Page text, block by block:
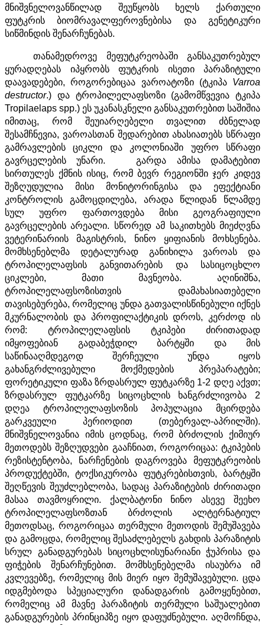
მნიშვნელოვანწილად შეუწყობს ხელს ქართული
ფუტკრის ბიომრავალფეროვნებისა და გენეტიკური
სიწმინდის შენარჩუნებას.
თანამედროვე მეფუტკრეობაში განსაკუთრებულ
ყურადღებას იპყრობს ფუტკრის ისეთი პარაზიტული
დაავადებები, როგორებიცაა ვაროატოზი (ტკიპა Varroa
destructor.) და ტროპილელაფსოზი (გამომწვევია ტკიპა
Tropilaelaps spp.) ეს უკანასკნელი განსაკუთრებით საშიშია
იმითაც, რომ შეუიარღებელი თვალით ძბნელად
შესამჩნევია, ვაროასთან შედარებით ახასიათებს სწრაფი
გამრავლების ციკლი და კოლონიაში უფრო სწრაფი
გავრცელების უნარი. გარდა ამისა დამატებით
სირთულეს ქმნის ისიც, რომ ბევრ რეგიონში ჯერ კიდევ
შეზღუდულია მისი მონიტორინგისა და ეფექტიანი
კონტროლის გამოცდილება, არადა წლიდან წლამდე
სულ უფრო ფართოვდება მისი გეოგრაფიული
გავრცელების არეალი. სწორედ ამ საკითხებს მიეძღვნა
ვეტერინარიის მაგისტრის, ნინო ყიფიანის მოხსენება.
მომხსენებლმა დეტალურად განიხილა ვაროას და
ტროპილელაფსის განვითარების და სასიცოცხლო
ციკლები, მათი მავნეობა. აღინიშნა,
ტროპილელაფსოზისთვის დამახასიათებელი
თავისებურება, რომელიც უნდა გათვალისწინებული იქნეს
მკურნალობის და პროფილაქტიკის დროს, კერძოდ ის
რომ: ტროპილელაფსის ტკიპები ძირითადად
იმყოფებიან გადაბეჭდილ ბარტყში და მის
საწინააღმდეგოდ შერჩეული უნდა იყოს
გახანგრძლივებული მოქმედების პრეპარატები;
ფორეტიკული ფაზა ზრდასრულ ფუტკარზე 1-2 დღე აქვთ;
ზრდასრულ ფუტკარზე სიცოცხლის ხანგრძლივობა 2
დღეა ტროპილელაფსოზის პოპულაცია მცირდება
გარკვეული პერიოდით (თებერვალ-აპრილში).
მნიშვნელოვანია იმის ცოდნაც, რომ ბრძოლის ქიმიურ
მეთოდებს შეზღუდვები გააჩნიათ, როგორიცაა: ტკიპების
რეზისტენტობა, ნარჩენების დაგროვება მეფუტკრეობის
პროდუქტებში, ტოქსიკურობა ფუტკრებისთვის, ბარტყში
შეღწევის შეუძლებლობა, სადაც პარაზიტების ძირითადი
მასაა თავმოყრილი. ქალბატონი ნინო ასევე შეეხო
ტროპილელაფსოზთან ბრძოლის ალტერნატიულ
მეთოდსაც, როგორიცაა თერმული მეთოდის შემუშავება
და გამოცდა, რომელიც შესაძლებელს გახდის პარაზიტის
სრულ განადგურებას სიცოცხლისუნარიანი ჭუპრისა და
ფიჭების შენარჩუნებით. მომხსენებელმა ისაუბრა იმ
კვლევებზე, რომელიც მის მიერ იყო შემუშავებული. ცდა
იდგმებოდა სპეციალური დანადგარის გამოყენებით,
რომელიც ამ მავნე პარაზიტის თერმული საშუალებით
განადგურების პრინციპზე იყო დაფუძნებული. აღმოჩნდა,